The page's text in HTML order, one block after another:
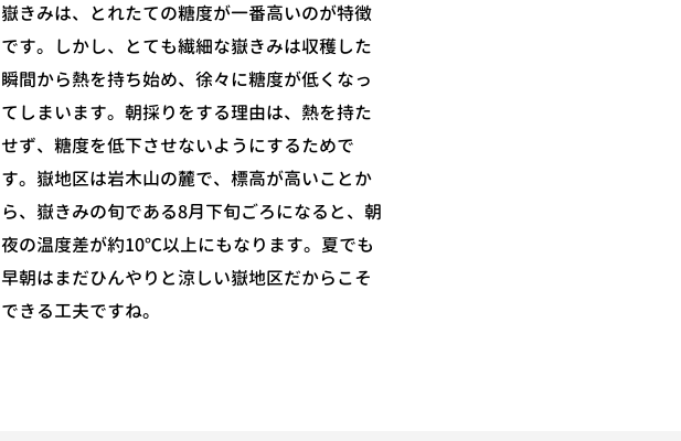
嶽きみは、とれたての糖度が一番高いのが特徴
です。しかし、とても繊細な嶽きみは収穫した
瞬間から熱を持ち始め、徐々に糖度が低くなっ
てしまいます。朝採りをする理由は、熱を持た
せず、糖度を低下させないようにするためで
す。嶽地区は岩木山の麓で、標高が高いことか
ら、嶽きみの旬である8月下旬ごろになると、朝
夜の温度差が約10℃以上にもなります。夏でも
早朝はまだひんやりと涼しい嶽地区だからこそ
できる工夫ですね。